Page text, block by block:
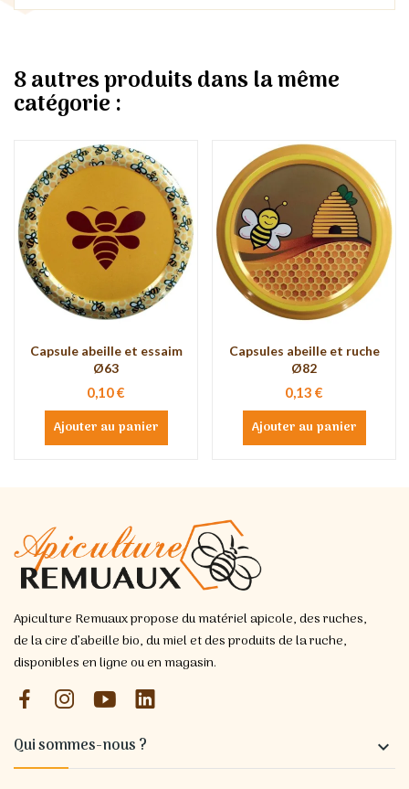
8 autres produits dans la même
catégorie :
Capsule abeille et essaim
Ø63
0,10 €
Ajouter au panier
Capsules abeille et ruche
Ø82
0,13 €
Ajouter au panier
Apiculture Remuaux propose du matériel apicole, des ruches,
de la cire d’abeille bio, du miel et des produits de la ruche,
disponibles en ligne ou en magasin.
Qui sommes-nous ? 